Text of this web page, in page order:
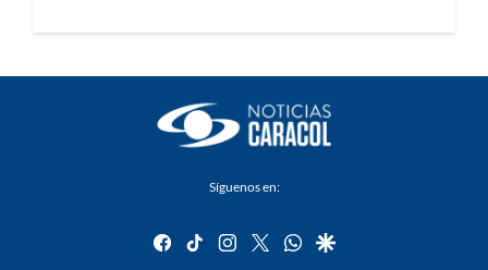
Síguenos en:
facebook
tiktok instagram
twitterwhatsapp
google